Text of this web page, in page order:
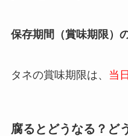
保存期間（賞味期限）
タネの賞味期限は、 当
腐るとどうなる？ど